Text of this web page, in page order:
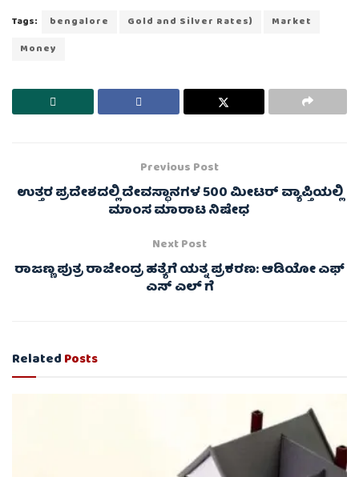
Tags: bengalore Gold and Silver Rates)
Market
Money
Previous Post
ಉತ್ತರ ಪ್ರದೇಶದಲ್ಲಿ ದೇವಸ್ಥಾನಗಳ 500 ಮೀಟರ್ ವ್ಯಾಪ್ತಿಯಲ್ಲಿ
ಮಾಂಸ ಮಾರಾಟ ನಿಷೇಧ
Next Post
ರಾಜಣ್ಣ ಪುತ್ರ ರಾಜೇಂದ್ರ ಹತ್ಯೆಗೆ ಯತ್ನ ಪ್ರಕರಣ: ಆಡಿಯೋ ಎಫ್
ಎಸ್ ಎಲ್ ಗೆ
RelatedPosts